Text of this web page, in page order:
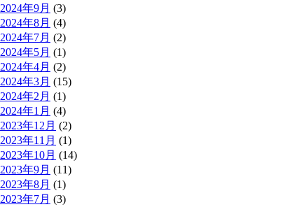
2024年9月 (3)
2024年8月 (4)
2024年7月 (2)
2024年5月 (1)
2024年4月 (2)
2024年3月 (15)
2024年2月 (1)
2024年1月 (4)
2023年12月 (2)
2023年11月 (1)
2023年10月 (14)
2023年9月 (11)
2023年8月 (1)
2023年7月 (3)